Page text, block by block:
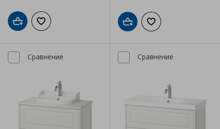
Добави в кошницата
Добави към списъка с любимиДобави в кошницата
Добави към
Сравнение Сравнение